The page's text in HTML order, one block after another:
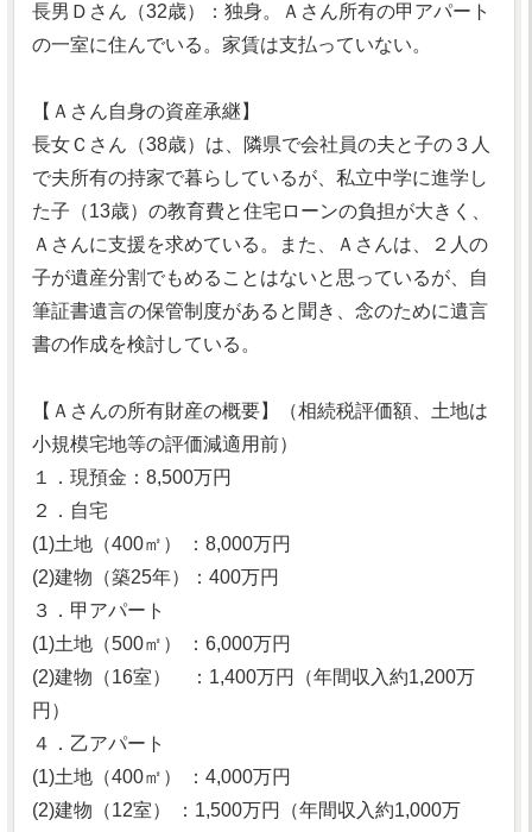
長男Ｄさん（32歳）：独身。Ａさん所有の甲アパート
の一室に住んでいる。家賃は支払っていない。
【Ａさん自身の資産承継】
長女Ｃさん（38歳）は、隣県で会社員の夫と子の３人
で夫所有の持家で暮らしているが、私立中学に進学し
た子（13歳）の教育費と住宅ローンの負担が大きく、
Ａさんに支援を求めている。また、Ａさんは、２人の
子が遺産分割でもめることはないと思っているが、自
筆証書遺言の保管制度があると聞き、念のために遺言
書の作成を検討している。
【Ａさんの所有財産の概要】（相続税評価額、土地は
小規模宅地等の評価減適用前）
１．現預金：8,500万円
２．自宅
(1)土地（400㎡） ：8,000万円
(2)建物（築25年）：400万円
３．甲アパート
(1)土地（500㎡） ：6,000万円
(2)建物（16室） ：1,400万円（年間収入約1,200万
円）
４．乙アパート
(1)土地（400㎡） ：4,000万円
(2)建物（12室） ：1,500万円（年間収入約1,000万